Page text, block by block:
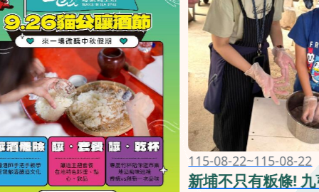
115-08-22~115-08-22
新埔不只有粄條!